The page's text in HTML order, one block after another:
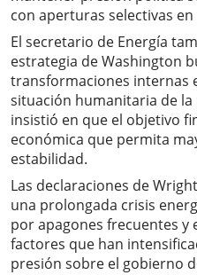
con aperturas selectivas
El secretario de Energía
estrategia de Washington
transformaciones internas
situación humanitaria de la
insistió en que el objetivo
económica que permita
estabilidad.
Las declaraciones de
una prolongada crisis
por apagones frecuentes y
factores que han
presión sobre el gobierno